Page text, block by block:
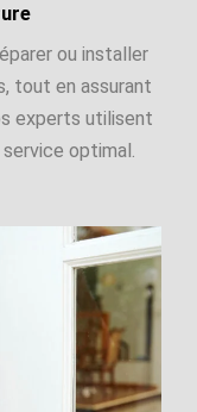
ou installer
tout en assurant
experts utilisent
optimal.